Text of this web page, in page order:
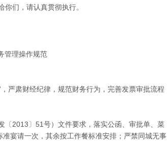
们，请认真贯彻执行。
管理操作规范
严肃财经纪律，规范财务行为，完善发票审批流程
〔2013〕51号）文件要求，落实公函、审批单、菜
宴请一次，其余按工作餐标准安排；严禁同城无事